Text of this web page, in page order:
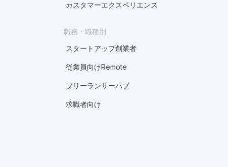
カスタマーエクスペリエンス
職務・職種別
スタートアップ創業者
従業員向けRemote
フリーランサーハブ
求職者向け